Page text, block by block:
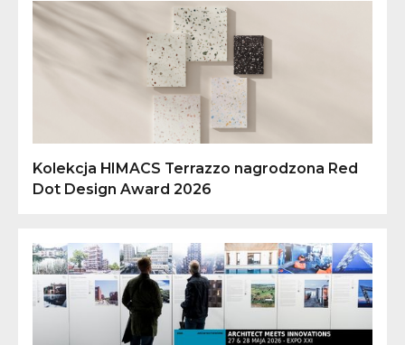
Kolekcja HIMACS Terrazzo nagrodzona Red
Dot Design Award 2026